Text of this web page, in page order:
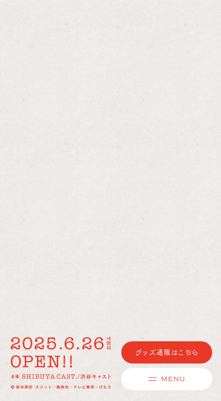
グッズ通販はこちら
MENU